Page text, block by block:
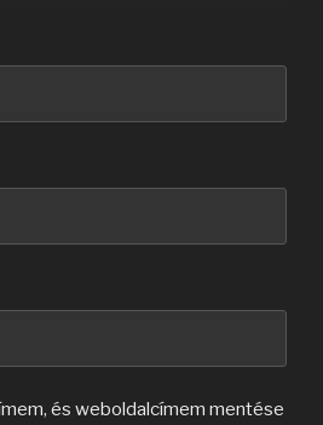
és weboldalcímem mentése